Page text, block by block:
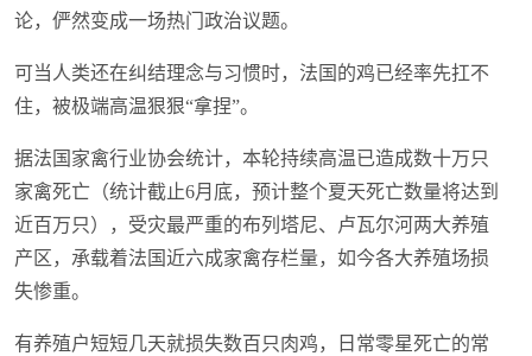
论，俨然变成一场热门政治议题。
可当人类还在纠结理念与习惯时，法国的鸡已经率先扛不
住，被极端高温狠狠“拿捏”。
据法国家禽行业协会统计，本轮持续高温已造成数十万只
家禽死亡（统计截止6月底，预计整个夏天死亡数量将达到
近百万只），受灾最严重的布列塔尼、卢瓦尔河两大养殖
产区，承载着法国近六成家禽存栏量，如今各大养殖场损
失惨重。
有养殖户短短几天就损失数百只肉鸡，日常零星死亡的常